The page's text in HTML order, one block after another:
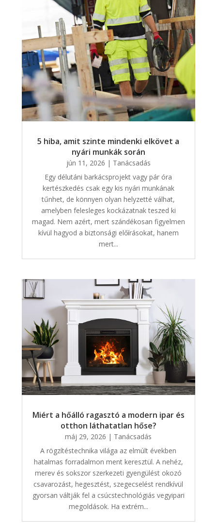
5 hiba, amit szinte mindenki elkövet a
nyári munkák során
jún 11, 2026 | Tanácsadás
Egy délutáni barkácsprojekt vagy pár óra
kertészkedés csak egy kis nyári munkának
tűnhet, de könnyen olyan helyzetté válhat,
amelyben felesleges kockázatnak teszed ki
magad. Nem azért, mert szándékosan figyelmen
kívül hagyod a biztonsági előírásokat, hanem
mert...
Miért a hőálló ragasztó a modern ipar és
otthon láthatatlan hőse?
máj 29, 2026 | Tanácsadás
A rögzítéstechnika világa az elmúlt években
hatalmas forradalmon ment keresztül. A nehéz,
merev és sokszor szerkezeti gyengülést okozó
csavarozást, hegesztést, szegecselést rendkívül
gyorsan váltják fel a csúcstechnológiás vegyipari
megoldások. Ha extrém...